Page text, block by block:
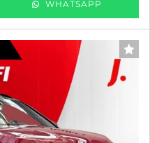
WHATSAPP